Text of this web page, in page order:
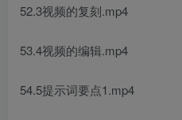
52.3视频的复刻.mp4
53.4视频的编辑.mp4
54.5提示词要点1.mp4